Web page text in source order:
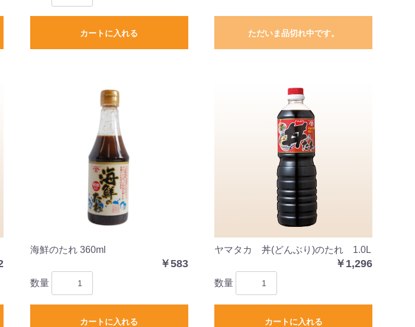
カートに入れる ただいま品切れ中です。
海鮮のたれ 360ml
￥583
数量
カートに入れる
ヤマタカ 丼(どんぶり)のたれ 1.0L
￥1,296
数量
カートに入れる